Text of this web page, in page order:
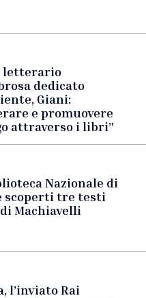
letterario
dedicato
Giani:
e promuovere
attraverso i libri”
Nazionale di
scoperti tre testi
Machiavelli
l’inviato Rai